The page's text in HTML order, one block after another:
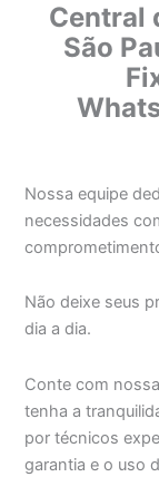
Central
São
Nossa equipe
necessidades
Não deixe seus
dia a dia.
Conte com
tenha a
por técnicos
garantia e o uso